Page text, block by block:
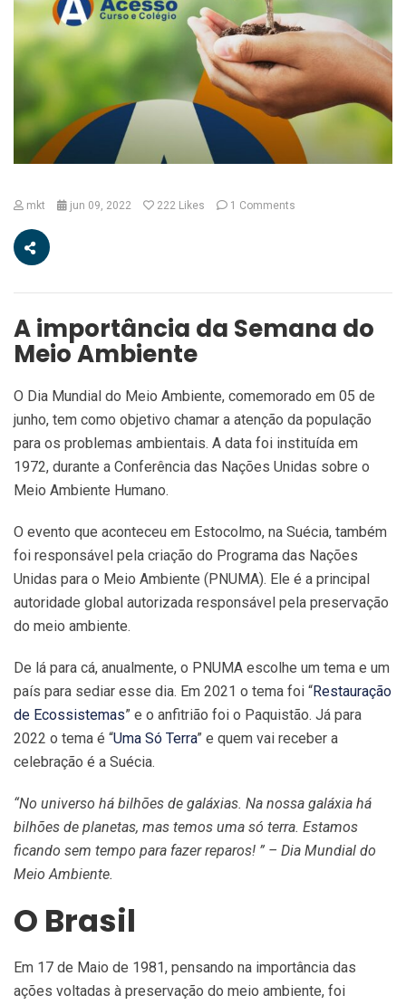
mkt jun 09, 2022 222 Likes 1 Comments
A importância da Semana do
Meio Ambiente
O Dia Mundial do Meio Ambiente, comemorado em 05 de
junho, tem como objetivo chamar a atenção da população
para os problemas ambientais. A data foi instituída em
1972, durante a Conferência das Nações Unidas sobre o
Meio Ambiente Humano.
O evento que aconteceu em Estocolmo, na Suécia, também
foi responsável pela criação do Programa das Nações
Unidas para o Meio Ambiente (PNUMA). Ele é a principal
autoridade global autorizada responsável pela preservação
do meio ambiente.
De lá para cá, anualmente, o PNUMA escolhe um tema e um
país para sediar esse dia. Em 2021 o tema foi “Restauração
de Ecossistemas” e o anfitrião foi o Paquistão. Já para
2022 o tema é “Uma Só Terra” e quem vai receber a
celebração é a Suécia.
“No universo há bilhões de galáxias. Na nossa galáxia há
bilhões de planetas, mas temos uma só terra. Estamos
ficando sem tempo para fazer reparos! ” – Dia Mundial do
Meio Ambiente.
O Brasil
Em 17 de Maio de 1981, pensando na importância das
ações voltadas à preservação do meio ambiente, foi